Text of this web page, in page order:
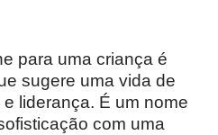
para uma criança é
sugere uma vida de
liderança. É um nome
com uma